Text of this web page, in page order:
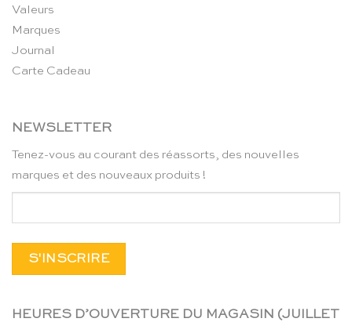
Valeurs
Marques
Journal
Carte Cadeau
NEWSLETTER
Tenez-vous au courant des réassorts, des nouvelles
marques et des nouveaux produits !
HEURES D’OUVERTURE DU MAGASIN (JUILLET